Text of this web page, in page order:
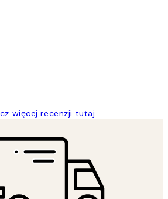
więcej recenzji tutaj